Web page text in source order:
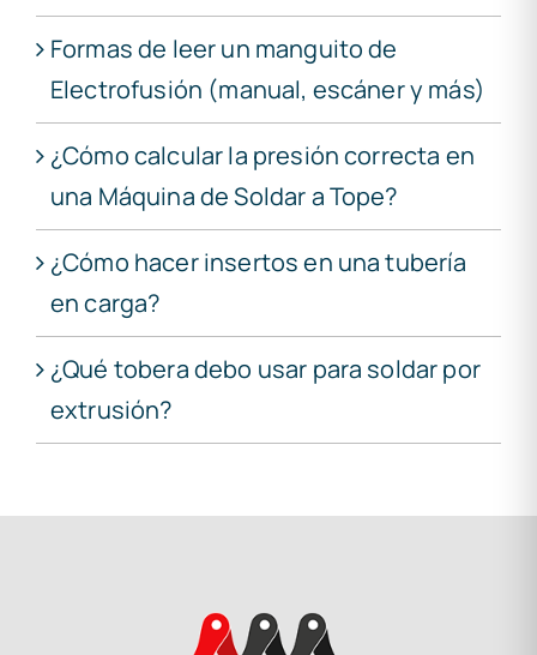
Formas de leer un manguito de
Electrofusión (manual, escáner y más)
¿Cómo calcular la presión correcta en
una Máquina de Soldar a Tope?
¿Cómo hacer insertos en una tubería
en carga?
¿Qué tobera debo usar para soldar por
extrusión?